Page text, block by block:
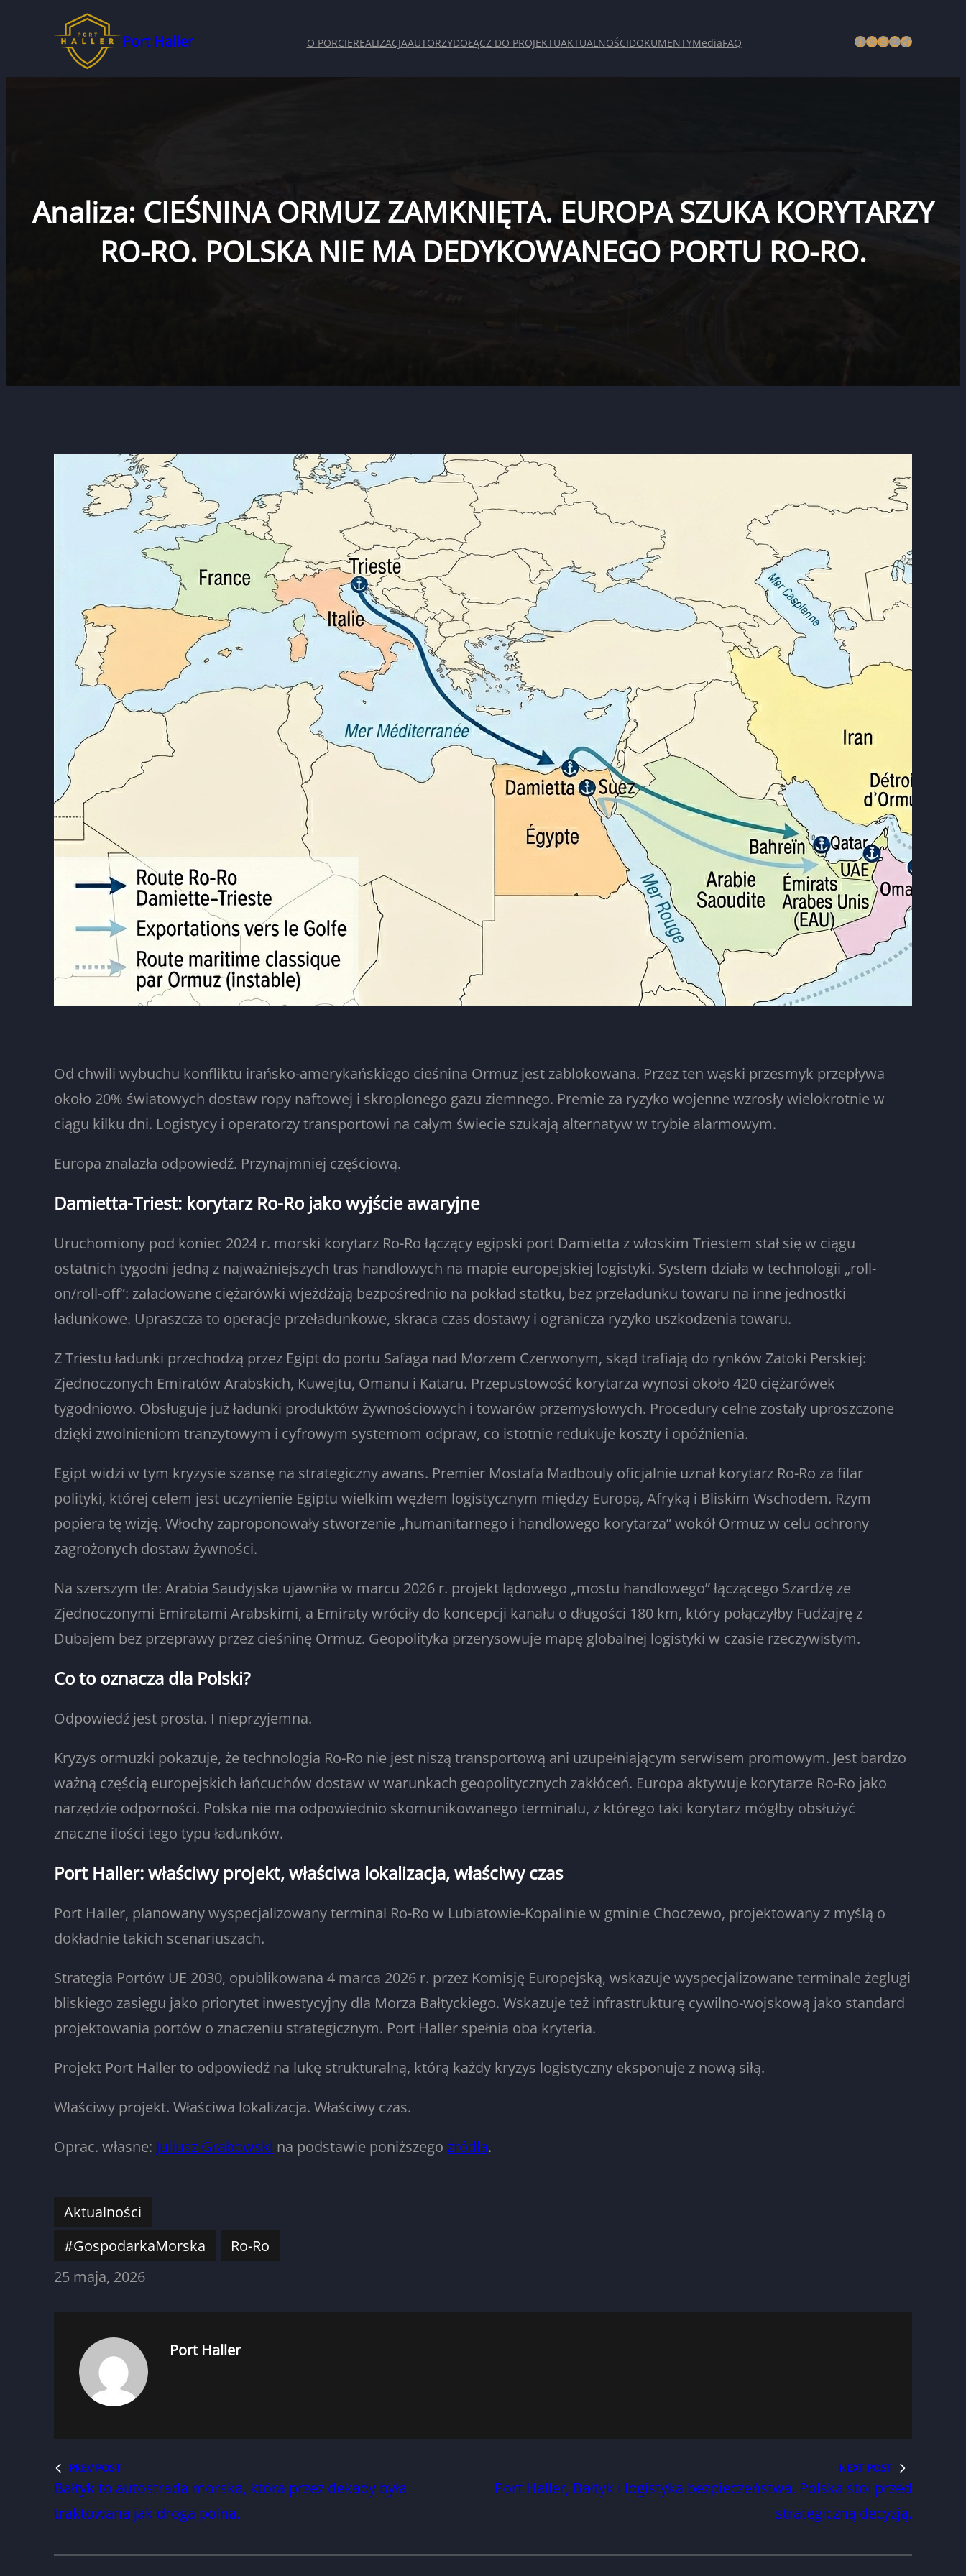
Port Haller O PORCIEREALIZACJAAUTORZYDOŁĄCZ DO PROJEKTUAKTUALNOŚCIDOKUMENTYMediaFAQ FacebookXInstagramYouTubeTikTok
Analiza: CIEŚNINA ORMUZ ZAMKNIĘTA. EUROPA SZUKA KORYTARZY
RO-RO. POLSKA NIE MA DEDYKOWANEGO PORTU RO-RO.
Od chwili wybuchu konfliktu irańsko-amerykańskiego cieśnina Ormuz jest zablokowana. Przez ten wąski przesmyk przepływa
około 20% światowych dostaw ropy naftowej i skroplonego gazu ziemnego. Premie za ryzyko wojenne wzrosły wielokrotnie w
ciągu kilku dni. Logistycy i operatorzy transportowi na całym świecie szukają alternatyw w trybie alarmowym.
Europa znalazła odpowiedź. Przynajmniej częściową.
Damietta-Triest: korytarz Ro-Ro jako wyjście awaryjne
Uruchomiony pod koniec 2024 r. morski korytarz Ro-Ro łączący egipski port Damietta z włoskim Triestem stał się w ciągu
ostatnich tygodni jedną z najważniejszych tras handlowych na mapie europejskiej logistyki. System działa w technologii „roll-
on/roll-off”: załadowane ciężarówki wjeżdżają bezpośrednio na pokład statku, bez przeładunku towaru na inne jednostki
ładunkowe. Upraszcza to operacje przeładunkowe, skraca czas dostawy i ogranicza ryzyko uszkodzenia towaru.
Z Triestu ładunki przechodzą przez Egipt do portu Safaga nad Morzem Czerwonym, skąd trafiają do rynków Zatoki Perskiej:
Zjednoczonych Emiratów Arabskich, Kuwejtu, Omanu i Kataru. Przepustowość korytarza wynosi około 420 ciężarówek
tygodniowo. Obsługuje już ładunki produktów żywnościowych i towarów przemysłowych. Procedury celne zostały uproszczone
dzięki zwolnieniom tranzytowym i cyfrowym systemom odpraw, co istotnie redukuje koszty i opóźnienia.
Egipt widzi w tym kryzysie szansę na strategiczny awans. Premier Mostafa Madbouly oficjalnie uznał korytarz Ro-Ro za filar
polityki, której celem jest uczynienie Egiptu wielkim węzłem logistycznym między Europą, Afryką i Bliskim Wschodem. Rzym
popiera tę wizję. Włochy zaproponowały stworzenie „humanitarnego i handlowego korytarza” wokół Ormuz w celu ochrony
zagrożonych dostaw żywności.
Na szerszym tle: Arabia Saudyjska ujawniła w marcu 2026 r. projekt lądowego „mostu handlowego” łączącego Szardżę ze
Zjednoczonymi Emiratami Arabskimi, a Emiraty wróciły do koncepcji kanału o długości 180 km, który połączyłby Fudżajrę z
Dubajem bez przeprawy przez cieśninę Ormuz. Geopolityka przerysowuje mapę globalnej logistyki w czasie rzeczywistym.
Co to oznacza dla Polski?
Odpowiedź jest prosta. I nieprzyjemna.
Kryzys ormuzki pokazuje, że technologia Ro-Ro nie jest niszą transportową ani uzupełniającym serwisem promowym. Jest bardzo
ważną częścią europejskich łańcuchów dostaw w warunkach geopolitycznych zakłóceń. Europa aktywuje korytarze Ro-Ro jako
narzędzie odporności. Polska nie ma odpowiednio skomunikowanego terminalu, z którego taki korytarz mógłby obsłużyć
znaczne ilości tego typu ładunków.
Port Haller: właściwy projekt, właściwa lokalizacja, właściwy czas
Port Haller, planowany wyspecjalizowany terminal Ro-Ro w Lubiatowie-Kopalinie w gminie Choczewo, projektowany z myślą o
dokładnie takich scenariuszach.
Strategia Portów UE 2030, opublikowana 4 marca 2026 r. przez Komisję Europejską, wskazuje wyspecjalizowane terminale żeglugi
bliskiego zasięgu jako priorytet inwestycyjny dla Morza Bałtyckiego. Wskazuje też infrastrukturę cywilno-wojskową jako standard
projektowania portów o znaczeniu strategicznym. Port Haller spełnia oba kryteria.
Projekt Port Haller to odpowiedź na lukę strukturalną, którą każdy kryzys logistyczny eksponuje z nową siłą.
Właściwy projekt. Właściwa lokalizacja. Właściwy czas.
Oprac. własne: Juliusz Grabowski na podstawie poniższegoźródła.
Aktualności
#GospodarkaMorska
Ro-Ro
25 maja, 2026
Port Haller
PREV POST
Bałtyk to autostrada morska, która przez dekady była
traktowana jak droga polna.
NEXT POST
Port Haller, Bałtyk i logistyka bezpieczeństwa. Polska stoi przed
strategiczną decyzją.